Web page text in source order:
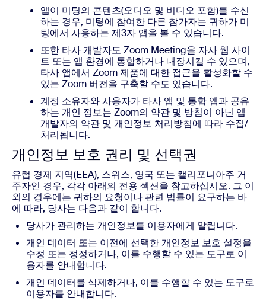
앱이 미팅의 콘텐츠(오디오 및 비디오 포함)를 수신
하는 경우, 미팅에 참여한 다른 참가자는 귀하가 미
팅에서 사용하는 제3자 앱을 볼 수 있습니다.
또한 타사 개발자도 Zoom Meeting을 자사 웹 사이
트 또는 앱 환경에 통합하거나 내장시킬 수 있으며,
타사 앱에서 Zoom 제품에 대한 접근을 활성화할 수
있는 Zoom 버전을 구축할 수도 있습니다.
계정 소유자와 사용자가 타사 앱 및 통합 앱과 공유
하는 개인 정보는 Zoom의 약관 및 방침이 아닌 앱
개발자의 약관 및 개인정보 처리방침에 따라 수집/
처리됩니다.
개인정보 보호 권리 및 선택권
유럽 경제 지역(EEA), 스위스, 영국 또는 캘리포니아주 거
주자인 경우, 각각 아래의 전용 섹션을 참고하십시오. 그 이
외의 경우에는 귀하의 요청이나 관련 법률이 요구하는 바
에 따라, 당사는 다음과 같이 합니다.
당사가 관리하는 개인정보를 이용자에게 알립니다.
개인 데이터 또는 이전에 선택한 개인정보 보호 설정을
수정 또는 정정하거나, 이를 수행할 수 있는 도구로 이
용자를 안내합니다.
개인 데이터를 삭제하거나, 이를 수행할 수 있는 도구로
이용자를 안내합니다.